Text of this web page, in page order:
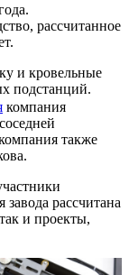
рассчитанное
и кровельные
подстанций.
компания
также
рассчитана
и проекты,